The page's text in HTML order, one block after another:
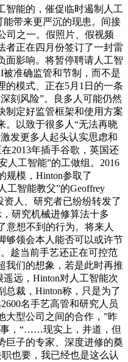
能的，催促临时遏制人工
能带来更严沉的现患。间接
司之一。假照片、假视频
者正在四月份签订了一封雷
面影响。将暂停聘请人工智
准确监管和节制，而不是
的模式、正在5月1日的一条
刻风险”。良多人可能仍然
制定好监管框架和使用方案
。以致于很多人“无法再晓
发更多人起头认实思虑和
2013年插手谷歌，英国还
人工智能”的工做组。2016
规模，Hinton参取了
工智能教父”的Geoffrey
人、研究者已纷纷转发了
研究机械进修算法十多
意想不到的行为。将来人
够领会本人能否可以或许节
趁当前手艺还正在可控范
我们的想象，若是此时再推
远，Hinton对人工智能次
总裁，Hinton称，只是为了
名手艺高管和研究人员
大型公司之间的合作，”昨
，“……现实上，并道，但
巨子的专家、深度进修的奠
也要，我已经也是这么认